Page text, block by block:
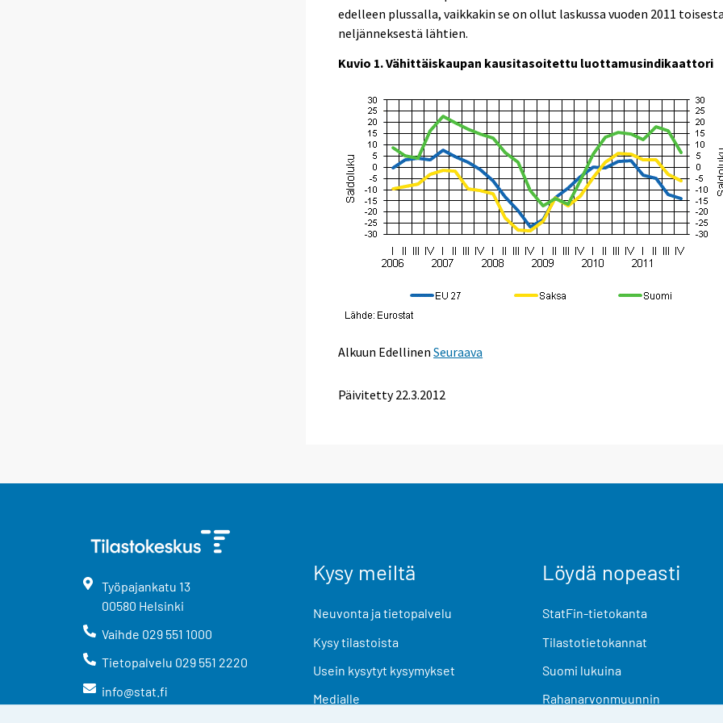
edelleen plussalla, vaikkakin se on ollut laskussa vuoden 2011
neljänneksestä lähtien.
Kuvio 1. Vähittäiskaupan kausitasoitettu luottamusindikaattori
Alkuun Edellinen Seuraava
Päivitetty 22.3.2012
Työpajankatu 13
00580 Helsinki
Vaihde 029 551 1000
Tietopalvelu 029 551 2220
info@stat.fi
Kysy meiltä
Neuvonta ja tietopalvelu
Kysy tilastoista
Usein kysytyt kysymykset
Medialle
Löydä nopeasti
StatFin-tietokanta
Tilastotietokannat
Suomi lukuina
Rahanarvonmuunnin